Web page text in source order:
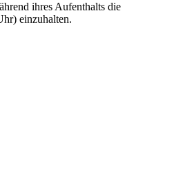
ihres Aufenthalts die
einzuhalten.